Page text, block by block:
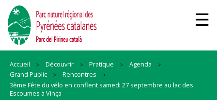
Accueil Découvrir Pratique
Agenda
Grand Public
Rencontres
3ème Fête du vélo en conflent samedi 27 septembre au lac des
Escoumes à Vinça